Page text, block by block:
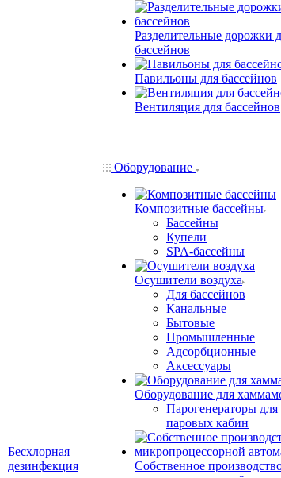
Разделительные дорожки
бассейнов
Павильоны для бассейнов
Вентиляция для бассейнов
Бесхлорная
дезинфекция
Оборудование
Композитные бассейны
Бассейны
Купели
SPA-бассейны
Осушители воздуха
Для бассейнов
Канальные
Бытовые
Промышленные
Адсорбционные
Аксессуары
Оборудование для
Парогенераторы
паровых кабин
Собственное